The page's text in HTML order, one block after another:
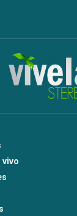
vivo